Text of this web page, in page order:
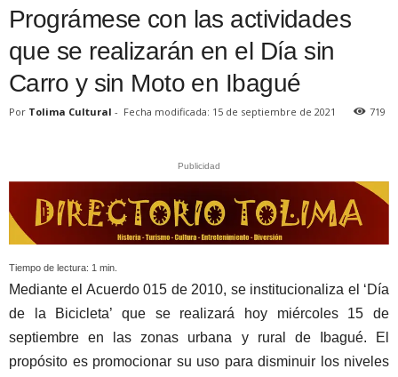
Prográmese con las actividades
que se realizarán en el Día sin
Carro y sin Moto en Ibagué
Por Tolima Cultural - Fecha modificada: 15 de septiembre de 2021 719
Publicidad
Tiempo de lectura: 1 min.
Mediante el Acuerdo 015 de 2010, se institucionaliza el ‘Día
de la Bicicleta’ que se realizará hoy miércoles 15 de
septiembre en las zonas urbana y rural de Ibagué. El
propósito es promocionar su uso para disminuir los niveles